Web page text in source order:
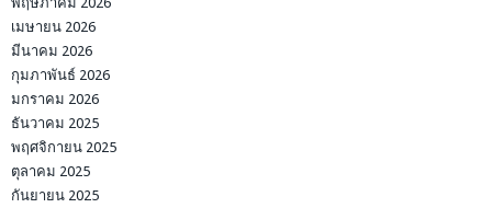
เมษายน 2026
มีนาคม 2026
กุมภาพันธ์ 2026
มกราคม 2026
ธันวาคม 2025
พฤศจิกายน 2025
ตุลาคม 2025
กันยายน 2025